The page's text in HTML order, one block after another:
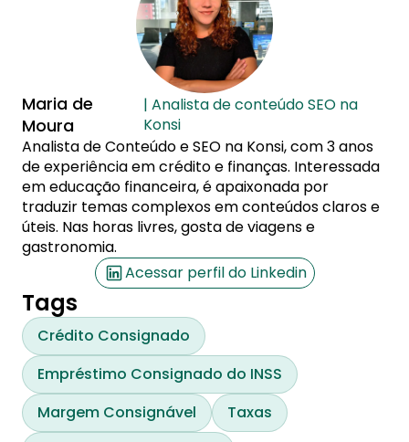
Maria de
Moura
| Analista de conteúdo SEO na
Konsi
Analista de Conteúdo e SEO na Konsi, com 3 anos
de experiência em crédito e finanças. Interessada
em educação financeira, é apaixonada por
traduzir temas complexos em conteúdos claros e
úteis. Nas horas livres, gosta de viagens e
gastronomia.
Acessar perfil do Linkedin
Tags
Crédito Consignado
Empréstimo Consignado do INSS
Margem Consignável
Taxas